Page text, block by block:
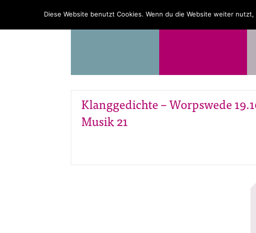
PROGRAMM ÜBER UNS
Klanggedichte – Worpswede
Musik 21
Diese Website benutzt Cookies. Wenn du die Website weiter